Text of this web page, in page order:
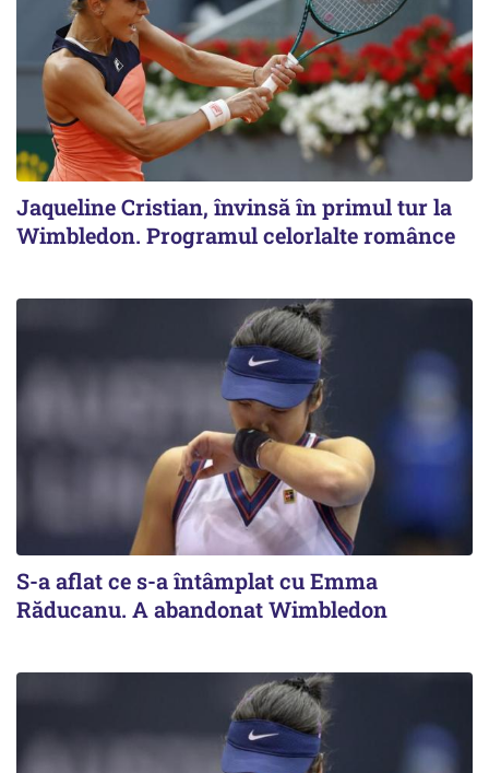
Jaqueline Cristian, învinsă în primul tur la
Wimbledon. Programul celorlalte românce
S-a aflat ce s-a întâmplat cu Emma
Răducanu. A abandonat Wimbledon